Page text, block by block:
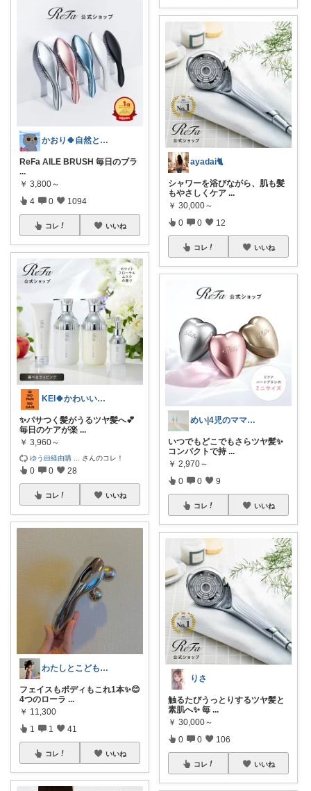
かおり🍀自然とやさしい暮らし🐑🍀
ReFa AILE BRUSH 毎日のブラ
...
￥ 3,800～
4 0 1094
コレ いいね
KEI🍀かわいい💕おしゃれ😊便利✨
✨パサつく髪がうるツヤ髪へ💕
毎日のケアが楽 ...
￥ 3,960～
ゆう🐹経由購 さんのコレ！
0 0 28
コレ いいね
わたしとこどもの好きメモ 🧺
フェイスもボディもこれ1本✨😊
4つのローラ ...
￥ 11,300
1 1 41
コレ いいね
ayadai🐈
シャワーを浴びながら、肌も髪
もやさしくケア ...
￥ 30,000～
0 0 12
コレ いいね
めい|4児のママおすすめ
いつでもどこでもさらツヤ髪✨
コンパクトで持 ...
￥ 2,970～
0 0 9
コレ いいね
りさ
触るたびうっとりするツヤ髪と
素肌へ✨ 毎 ...
￥ 30,000～
0 0 106
コレ いいね